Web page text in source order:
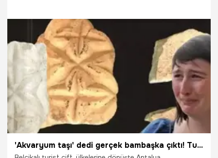
Konya
'Akvaryum taşı' dedi gerçek bambaşka çıktı! Turistlerin oyunu ortaya çıktı